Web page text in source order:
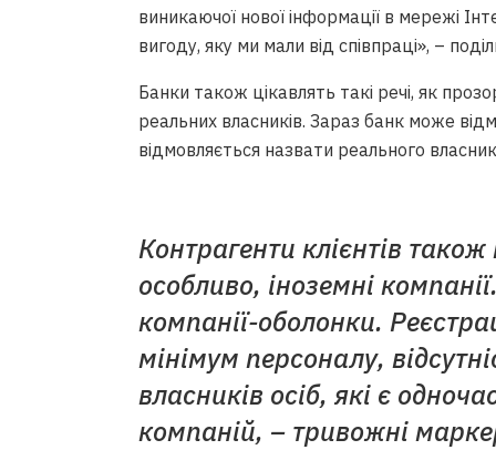
виникаючої нової інформації в мережі
вигоду, яку ми мали від співпраці», –
Банки також цікавлять такі речі, як
реальних власників. Зараз банк може
відмовляється назвати реального
Контрагенти клієнтів
особливо, іноземні
компанії-оболонки.
мінімум персоналу,
власників осіб, які є
компаній, – тривожні